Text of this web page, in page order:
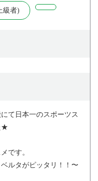
級者)
て日本一のスポーツス
★
です。
ルタがピッタリ！！〜